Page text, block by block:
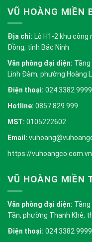
VŨ HOÀNG MIỀN
Địa chỉ: Lô H1-2 khu
Đồng, tỉnh Bắc Ninh
Văn phòng đại diện: Tầng
Linh Đàm, phường Hoàng
Điện thoại: 024 3382 9999
Hotline: 0857 829 999
MST: 0105222602
Email:
https://vuhoangco.com.vn
VŨ HOÀNG MIỀN
Văn phòng đại diện: Tầng
Tần, phường Thanh Khê,
Điện thoại: 024 3382 9999